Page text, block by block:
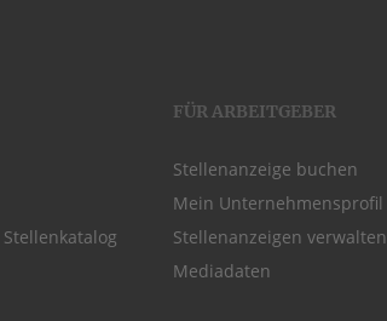
FÜR ARBEITGEBER
Stellenanzeige buchen
Mein Unternehmensprofil
Stellenanzeigen verwalten
Mediadaten